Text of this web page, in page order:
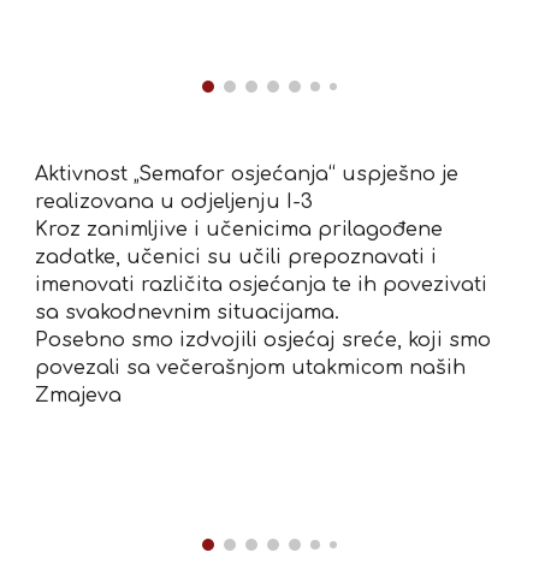
Aktivnost „Semafor osjećanja“ uspješno je
realizovana u odjeljenju I-3
Kroz zanimljive i učenicima prilagođene
zadatke, učenici su učili prepoznavati i
imenovati različita osjećanja te ih povezivati
sa svakodnevnim situacijama.
Posebno smo izdvojili osjećaj sreće, koji smo
povezali sa večerašnjom utakmicom naših
Zmajeva